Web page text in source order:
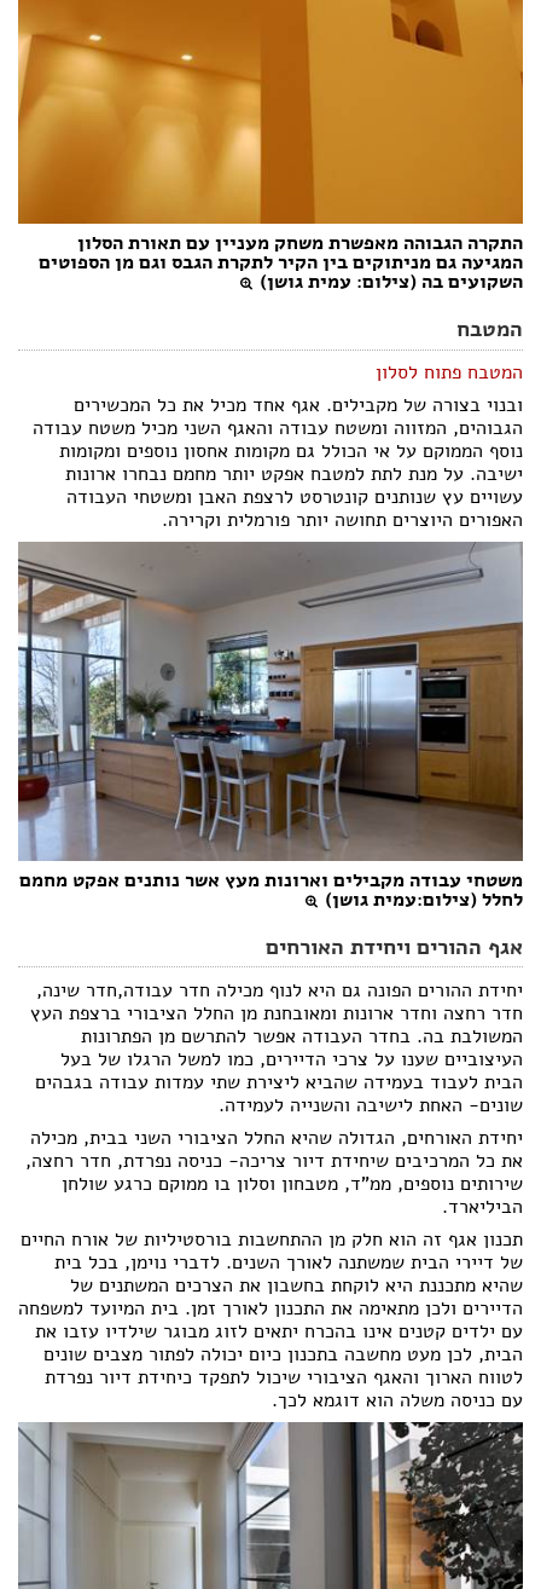
התקרה הגבוהה מאפשרת משחק מעניין עם תאורת הסלון
המגיעה גם מניתוקים בין הקיר לתקרת הגבס וגם מן הספוטים
השקועים בה (צילום: עמית גושן)
המטבח
המטבח פתוח לסלון
ובנוי בצורה של מקבילים. אגף אחד מכיל את כל המכשירים
הגבוהים, המזווה ומשטח עבודה והאגף השני מכיל משטח עבודה
נוסף הממוקם על אי הכולל גם מקומות אחסון נוספים ומקומות
ישיבה. על מנת לתת למטבח אפקט יותר מחמם נבחרו ארונות
עשויים עץ שנותנים קונטרסט לרצפת האבן ומשטחי העבודה
האפורים היוצרים תחושה יותר פורמלית וקרירה.
משטחי עבודה מקבילים וארונות מעץ אשר נותנים אפקט מחמם
לחלל (צילום:עמית גושן)
אגף ההורים ויחידת האורחים
יחידת ההורים הפונה גם היא לנוף מכילה חדר עבודה,חדר שינה,
חדר רחצה וחדר ארונות ומאובחנת מן החלל הציבורי ברצפת העץ
המשולבת בה. בחדר העבודה אפשר להתרשם מן הפתרונות
העיצוביים שענו על צרכי הדיירים, כמו למשל הרגלו של בעל
הבית לעבוד בעמידה שהביא ליצירת שתי עמדות עבודה בגבהים
שונים- האחת לישיבה והשנייה לעמידה.
יחידת האורחים, הגדולה שהיא החלל הציבורי השני בבית, מכילה
את כל המרכיבים שיחידת דיור צריכה- כניסה נפרדת, חדר רחצה,
שירותים נוספים, ממ"ד, מטבחון וסלון בו ממוקם כרגע שולחן
הביליארד.
תכנון אגף זה הוא חלק מן ההתחשבות בורסטיליות של אורח החיים
של דיירי הבית שמשתנה לאורך השנים. לדברי נוימן, בכל בית
שהיא מתכננת היא לוקחת בחשבון את הצרכים המשתנים של
הדיירים ולכן מתאימה את התכנון לאורך זמן. בית המיועד למשפחה
עם ילדים קטנים אינו בהכרח יתאים לזוג מבוגר שילדיו עזבו את
הבית, לכן מעט מחשבה בתכנון כיום יכולה לפתור מצבים שונים
לטווח הארוך והאגף הציבורי שיכול לתפקד כיחידת דיור נפרדת
עם כניסה משלה הוא דוגמא לכך.